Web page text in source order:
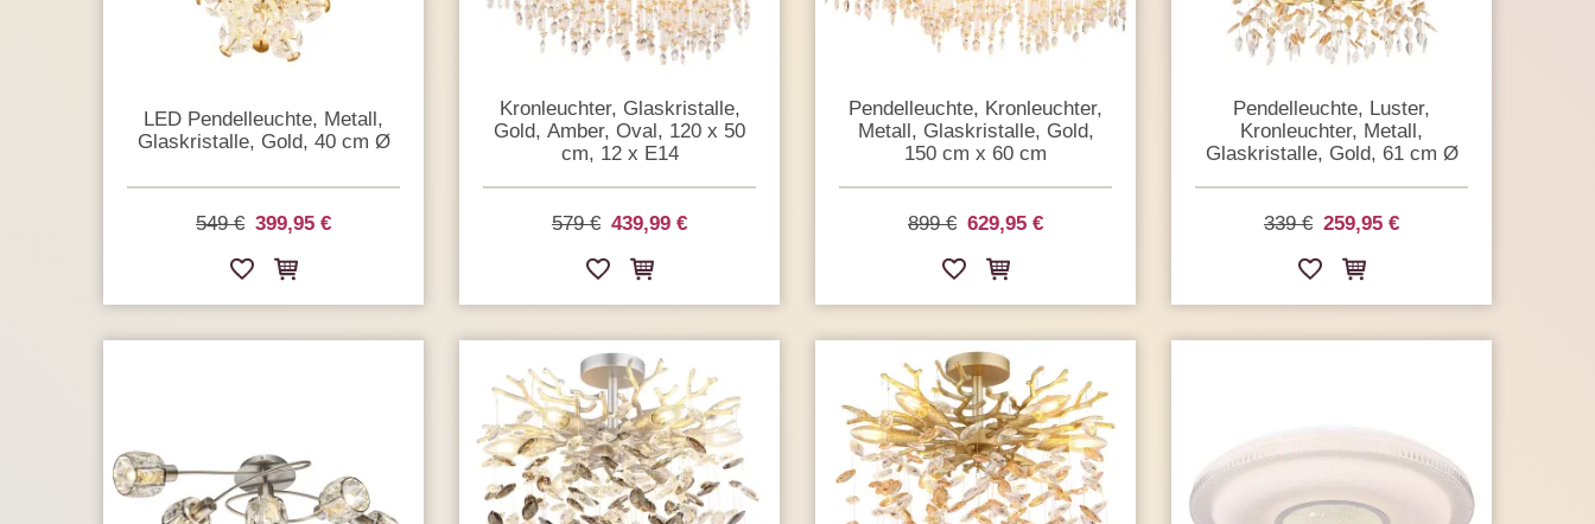
LED Pendelleuchte, Metall,
Glaskristalle, Gold, 40 cm Ø
549 € 399,95 €
Kronleuchter, Glaskristalle,
Gold, Amber, Oval, 120 x 50
cm, 12 x E14
579 € 439,99 €
Pendelleuchte, Kronleuchter,
Metall, Glaskristalle, Gold,
150 cm x 60 cm
899 € 629,95 €
Pendelleuchte, Luster,
Kronleuchter, Metall,
Glaskristalle, Gold, 61 cm Ø
339 € 259,95 €